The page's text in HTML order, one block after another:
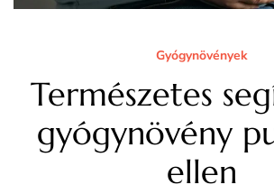
Gyógynövények
Természetes
gyógynövény
ellen